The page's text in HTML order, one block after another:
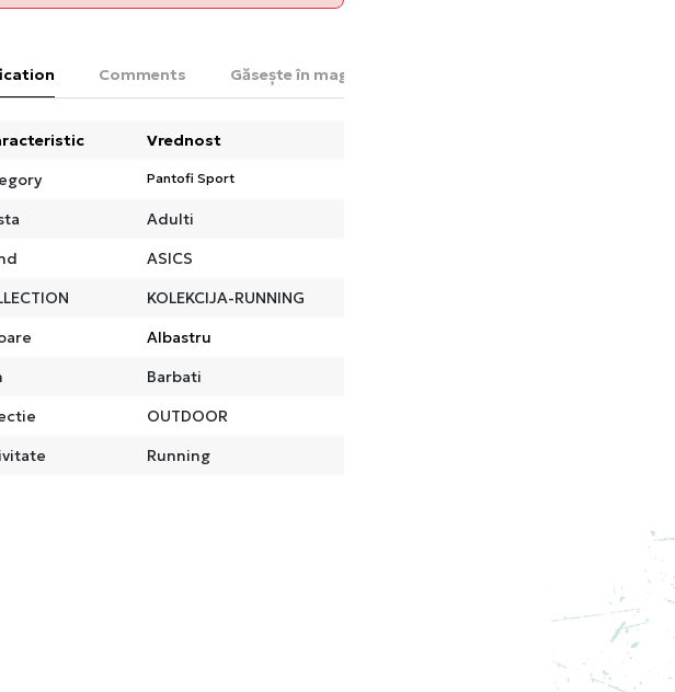
Comments Găsește în magazin
Vrednost
Pantofi Sport
Adulti
ASICS
KOLEKCIJA-RUNNING
Albastru
Barbati
OUTDOOR
Running